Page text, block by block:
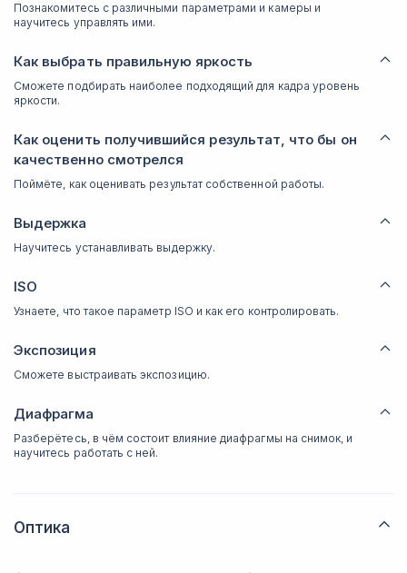
Познакомитесь с различными параметрами и камеры и
научитесь управлять ими.
Как выбрать правильную яркость
Сможете подбирать наиболее подходящий для кадра уровень
яркости.
Как оценить получившийся результат, что бы он
качественно смотрелся
Поймёте, как оценивать результат собственной работы.
Выдержка
Научитесь устанавливать выдержку.
ISO
Узнаете, что такое параметр ISO и как его контролировать.
Экспозиция
Сможете выстраивать экспозицию.
Диафрагма
Разберётесь, в чём состоит влияние диафрагмы на снимок, и
научитесь работать с ней.
Оптика